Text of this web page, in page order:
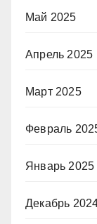
Май 2025
Апрель 2025
Март 2025
Февраль
Январь 2025
Декабрь